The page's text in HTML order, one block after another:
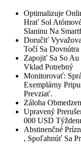
Optimalizuje
Hrať Sol
Slaninu Na
Doručiť
Točí Sa
Zapojiť Sa So Au
Vklad Potrebný
Monitorovať:
Exemplárny
Prevziať.
Záloha
Upravený
000 USD
Abstinenčné
, Spoľahnúť Sa